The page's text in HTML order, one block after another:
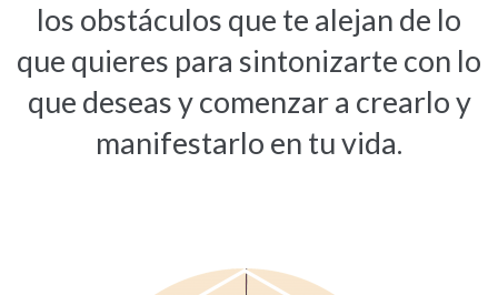
los obstáculos que te alejan de lo
que quieres para sintonizarte con lo
que deseas y comenzar a crearlo y
manifestarlo en tu vida.